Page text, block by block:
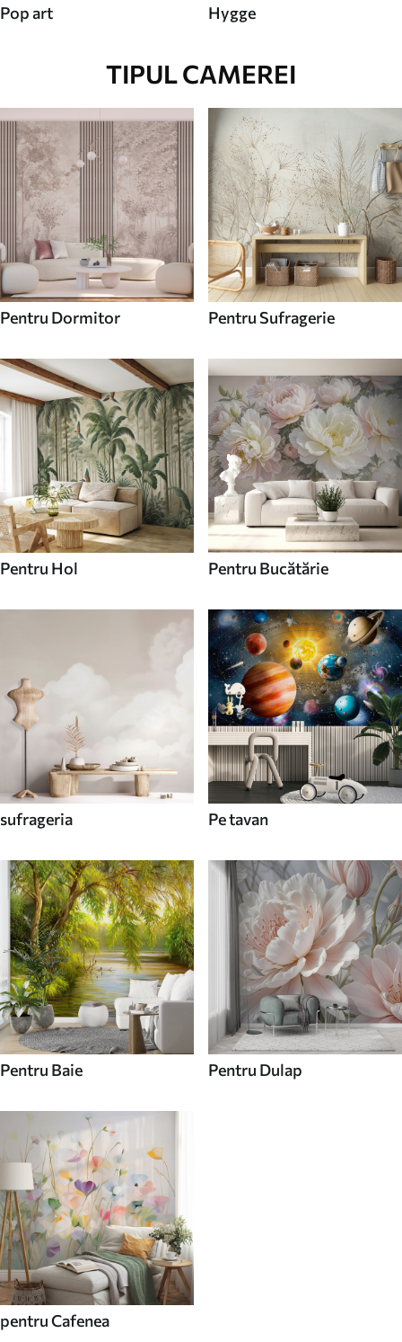
Pop art Hygge
TIPUL CAMEREI
Pentru Dormitor Pentru Sufragerie
Pentru Hol Pentru Bucătărie
sufrageria Pe tavan
Pentru Baie Pentru Dulap
pentru Cafenea